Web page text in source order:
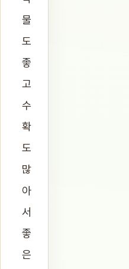
물
도
좋
고
수
확
도
많
아
서
좋
은